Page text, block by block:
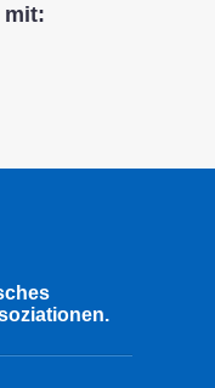
mit: